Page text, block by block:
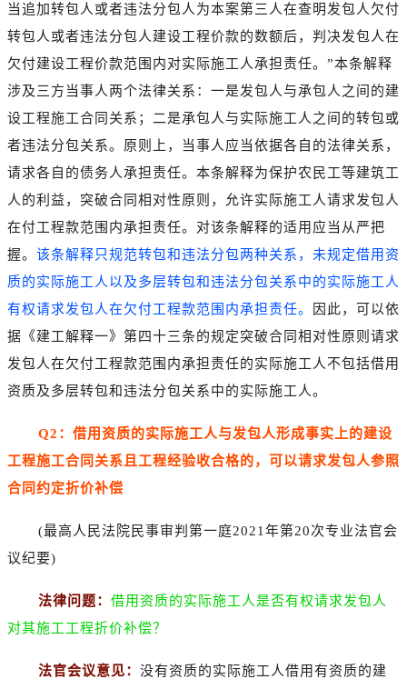
当追加转包人或者违法分包人为本案第三人在查明发包人欠付
转包人或者违法分包人建设工程价款的数额后，判决发包人在
欠付建设工程价款范围内对实际施工人承担责任。”本条解释
涉及三方当事人两个法律关系：一是发包人与承包人之间的建
设工程施工合同关系；二是承包人与实际施工人之间的转包或
者违法分包关系。原则上，当事人应当依据各自的法律关系，
请求各自的债务人承担责任。本条解释为保护农民工等建筑工
人的利益，突破合同相对性原则，允许实际施工人请求发包人
在付工程款范围内承担责任。对该条解释的适用应当从严把
握。 该条解释只规范转包和违法分包两种关系，未规定借用资
质的实际施工人以及多层转包和违法分包关系中的实际施工人
有权请求发包人在欠付工程款范围内承担责任。
因此，可以依
据《建工解释一》第四十三条的规定突破合同相对性原则请求
发包人在欠付工程款范围内承担责任的实际施工人不包括借用
资质及多层转包和违法分包关系中的实际施工人。
Q2：借用资质的实际施工人与发包人形成事实上的建设
工程施工合同关系且工程经验收合格的，可以请求发包人参照
合同约定折价补偿
(最高人民法院民事审判第一庭2021年第20次专业法官会
议纪要)
法律问题： 借用资质的实际施工人是否有权请求发包人
对其施工工程折价补偿？
法官会议意见： 没有资质的实际施工人借用有资质的建